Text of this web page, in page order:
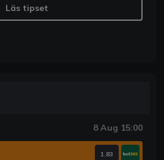
Läs tipset
8 Aug 15:00
1.83